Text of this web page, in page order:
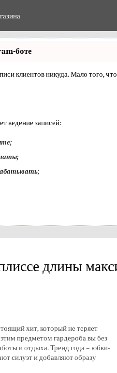
боте
клиентов никуда. Мало
ведение записей:
длины
хит, который не теряет
предметом гардероба вы без
и отдыха. Тренд года – юбки-
силуэт и добавляют образу